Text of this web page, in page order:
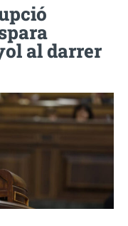
al darrer